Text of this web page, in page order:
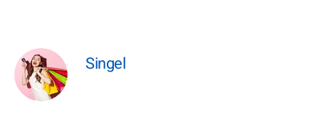
Singel